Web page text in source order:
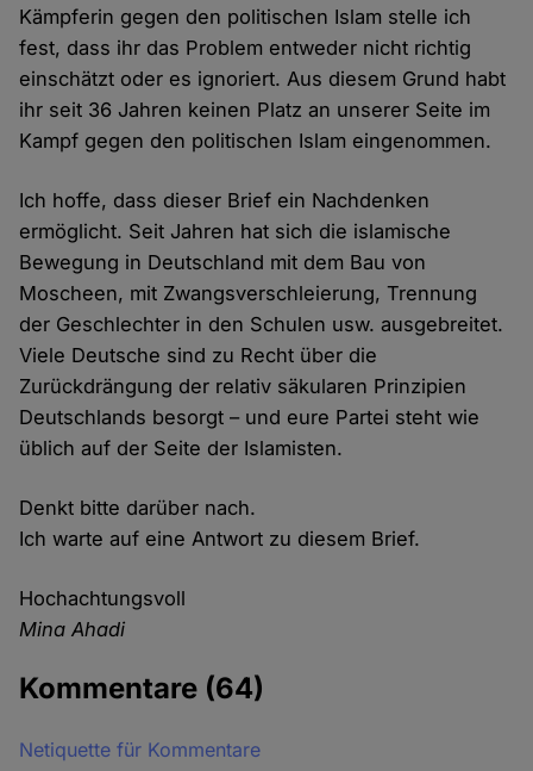
Kämpferin gegen den politischen Islam stelle ich
fest, dass ihr das Problem entweder nicht richtig
einschätzt oder es ignoriert. Aus diesem Grund habt
ihr seit 36 Jahren keinen Platz an unserer Seite im
Kampf gegen den politischen Islam eingenommen.
Ich hoffe, dass dieser Brief ein Nachdenken
ermöglicht. Seit Jahren hat sich die islamische
Bewegung in Deutschland mit dem Bau von
Moscheen, mit Zwangsverschleierung, Trennung
der Geschlechter in den Schulen usw. ausgebreitet.
Viele Deutsche sind zu Recht über die
Zurückdrängung der relativ säkularen Prinzipien
Deutschlands besorgt – und eure Partei steht wie
üblich auf der Seite der Islamisten.
Denkt bitte darüber nach.
Ich warte auf eine Antwort zu diesem Brief.
Hochachtungsvoll
Mina Ahadi
Kommentare (64)
Netiquette für Kommentare